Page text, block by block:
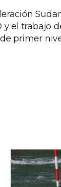
el trabajo
primer